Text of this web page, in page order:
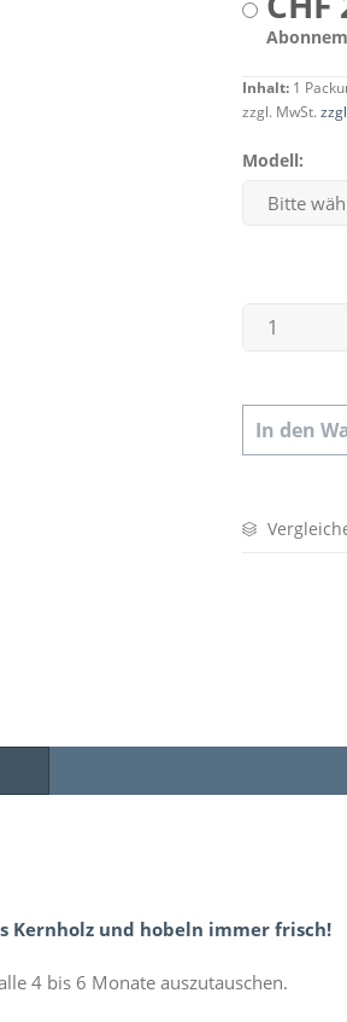
Inhalt: 1
zzgl. MwSt.
Modell:
In den
Kernholz und hobeln immer frisch!
4 bis 6 Monate auszutauschen.